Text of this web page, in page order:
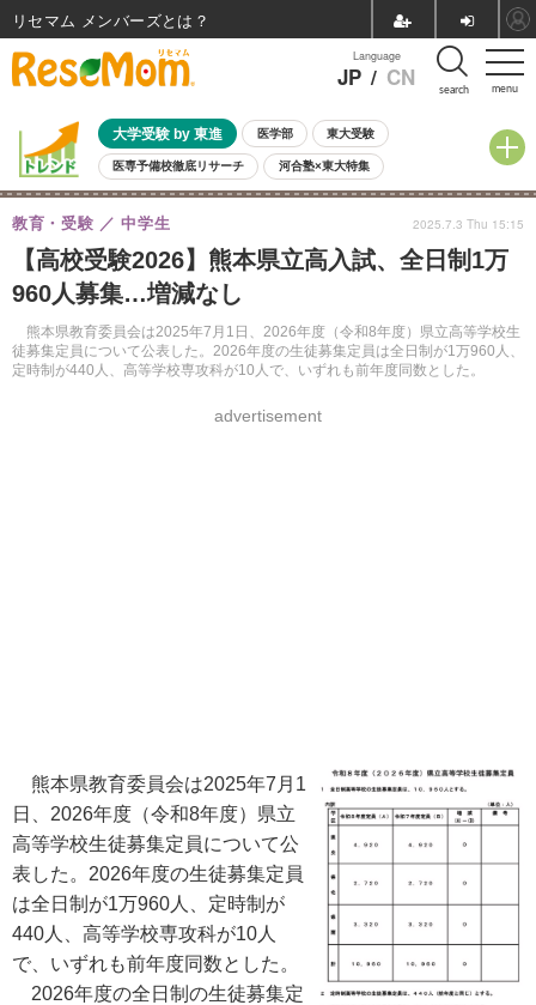
menu
Language
JP / CN search
大学受験 by 東進 医学部 東大受験
医専予備校徹底リサーチ 河合塾×東大特集
親子で考える大学選び 高校受験 中学受験 小学校受験
共通テスト 夏休み
8月開催イベント・WS 全国公立高校 過去問 人気記事
自由研究教材（小学生向け） 自由研究教材（中学生向け）
【高校受験2026】熊本県立高入試、全日制1万
960人募集…増減なし
熊本県教育委員会は2025年7月1日、2026年度（令和8年度）県立高等学校生
徒募集定員について公表した。2026年度の生徒募集定員は全日制が1万960人、
定時制が440人、高等学校専攻科が10人で、いずれも前年度同数とした。
教育・受験 中学生
advertisement
2025.7.3 Thu 15:15
熊本県教育委員会は2025年7月1
日、2026年度（令和8年度）県立
高等学校生徒募集定員について公
表した。2026年度の生徒募集定員
は全日制が1万960人、定時制が
440人、高等学校専攻科が10人
で、いずれも前年度同数とした。
2026年度の全日制の生徒募集定
リセマム メンバーズ